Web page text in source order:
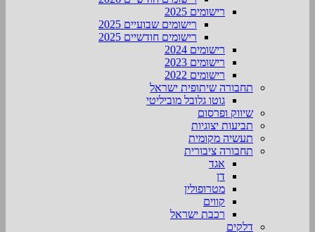
רישומים 2025
רישומים שבועיים 2025
רישומים חודשיים 2025
רישומים 2024
רישומים 2023
רישומים 2022
תחבורה שיתופית ישראל
גוטו גלובל מוביליטי
שיווק ופרסום
תביעות יצוגיות
תעשיה מקומית
תחבורה ציבורית
אגד
דן
מטרופולין
קווים
רכבת ישראל
דלקים